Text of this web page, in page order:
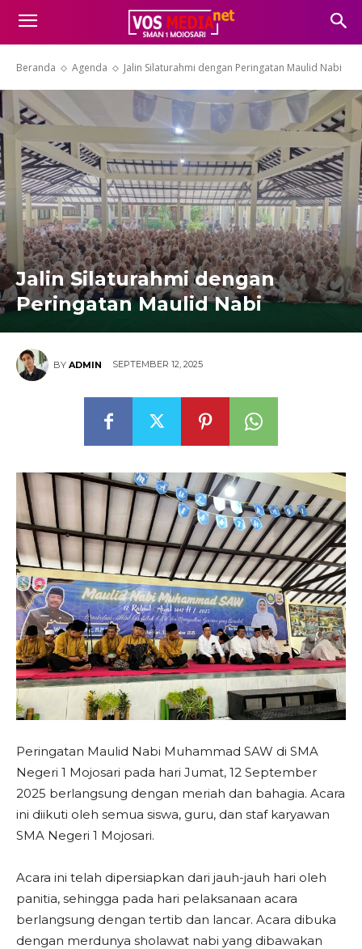
Beranda Agenda Jalin Silaturahmi dengan Peringatan Maulid Nabi
Jalin Silaturahmi dengan
Peringatan Maulid Nabi
BY ADMIN SEPTEMBER 12, 2025
Peringatan Maulid Nabi Muhammad SAW di SMA
Negeri 1 Mojosari pada hari Jumat, 12 September
2025 berlangsung dengan meriah dan bahagia. Acara
ini diikuti oleh semua siswa, guru, dan staf karyawan
SMA Negeri 1 Mojosari.
Acara ini telah dipersiapkan dari jauh-jauh hari oleh
panitia, sehingga pada hari pelaksanaan acara
berlangsung dengan tertib dan lancar. Acara dibuka
dengan merdunya sholawat nabi yang dibawakan